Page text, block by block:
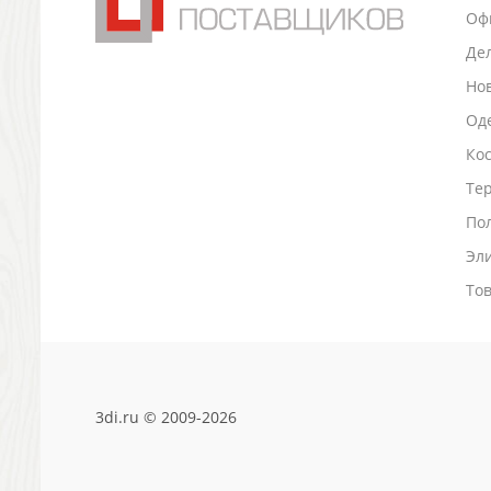
Антистрессы
Визитницы настольные
3di.ru © 2009-2026